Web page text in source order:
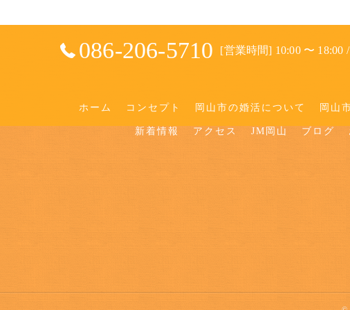
086-206-5710 [営業時間] 10:00 〜 18:00
ホーム コンセプト 岡山市の婚活について 岡山
新着情報 アクセス JM岡山 ブログ